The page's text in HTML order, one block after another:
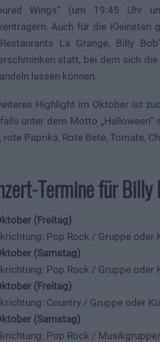
Wings“ (um 19:45 Uhr
Auch für die Kleinsten
La Grange, Billy
statt, bei dem sich
lassen können.
Highlight im Oktober ist
unter dem Motto
rote Paprika, Rote Bete, Tomate,
Termine für Billy
(Freitag)
Pop Rock / Gruppe oder
(Samstag)
Pop Rock / Gruppe oder
(Freitag)
Country / Gruppe oder
(Samstag)
Pop Rock /